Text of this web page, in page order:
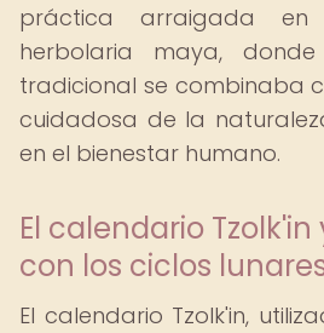
práctica arraigada
herbolaria maya,
tradicional se combinaba
cuidadosa de la
en el bienestar humano.
El calendario
con los ciclos
El calendario Tzolk'in,